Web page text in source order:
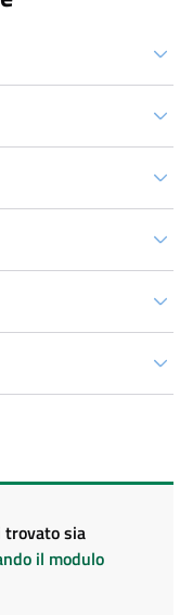
trovato sia
il modulo